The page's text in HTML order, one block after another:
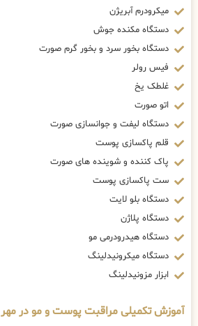
میکرودرم آبریژن
دستگاه مکنده جوش
دستگاه بخور سرد و بخور گرم صورت
فیس رولر
غلطک یخ
اتو صورت
دستگاه لیفت و جوانسازی صورت
قلم پاکسازی پوست
پاک کننده و شوینده های صورت
ست پاکسازی پوست
دستگاه بلو لایت
دستگاه پلاژن
دستگاه هیدرودرمی مو
دستگاه میکرونیدلینگ
ابزار مزونیدلینگ
آموزش تکمیلی مراقبت پوست و مو در مهر